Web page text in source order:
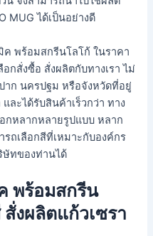
MUG ได้เป็นอย่างดี
ค พร้อมสกรีนโลโก้ ในราคา
กสั่งซื้อ สั่งผลิตกับทางเรา ไม่
าก นครปฐม หรือจังหวัดที่อยู่
ละได้รับสินค้าเร็วกว่า ทาง
กหลากหลายรูปแบบ หลาก
ถเลือกสีที่เหมาะกับองค์กร
ษัทของท่านได้
พร้อมสกรีน
งผลิตแก้วเซรา